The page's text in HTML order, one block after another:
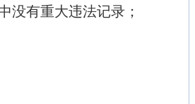
没有重大违法记录；